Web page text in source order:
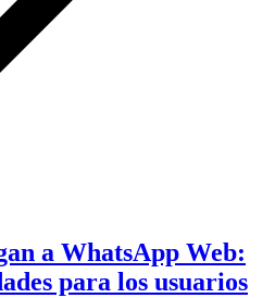
a WhatsApp Web:
para los usuarios